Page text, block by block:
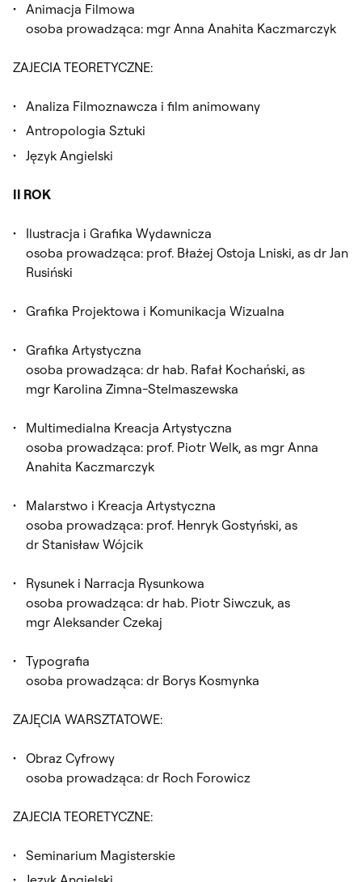
Animacja Filmowa
osoba prowadząca: mgr Anna Anahita Kaczmarczyk
ZAJECIA TEORETYCZNE:
Analiza Filmoznawcza i film animowany
Antropologia Sztuki
Język Angielski
II ROK
Ilustracja i Grafika Wydawnicza
osoba prowadząca: prof. Błażej Ostoja Lniski, as dr Jan
Rusiński
Grafika Projektowa i Komunikacja Wizualna
Grafika Artystyczna
osoba prowadząca: dr hab. Rafał Kochański, as
mgr Karolina Zimna-Stelmaszewska
Multimedialna Kreacja Artystyczna
osoba prowadząca: prof. Piotr Welk, as mgr Anna
Anahita Kaczmarczyk
Malarstwo i Kreacja Artystyczna
osoba prowadząca: prof. Henryk Gostyński, as
dr Stanisław Wójcik
Rysunek i Narracja Rysunkowa
osoba prowadząca: dr hab. Piotr Siwczuk, as
mgr Aleksander Czekaj
Typografia
osoba prowadząca: dr Borys Kosmynka
ZAJĘCIA WARSZTATOWE:
Obraz Cyfrowy
osoba prowadząca: dr Roch Forowicz
ZAJECIA TEORETYCZNE:
Seminarium Magisterskie